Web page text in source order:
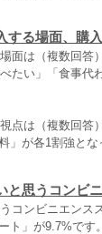
する場面、購
面は（複数回
たい」「食事代
点は（複数回
」が各1割強とな
と思うコンビ
コンビニエンス
ト」が9.7%で